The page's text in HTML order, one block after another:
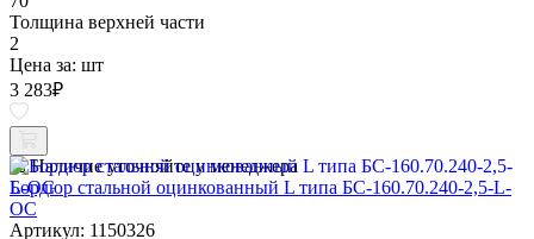
Толщина верхней части
2
Цена за: шт
3 283₽
Наличие уточняйте у менеджера
Бордюр стальной оцинкованный L типа БС-160.70.240-2,5-L-
ОС
Артикул: 1150326